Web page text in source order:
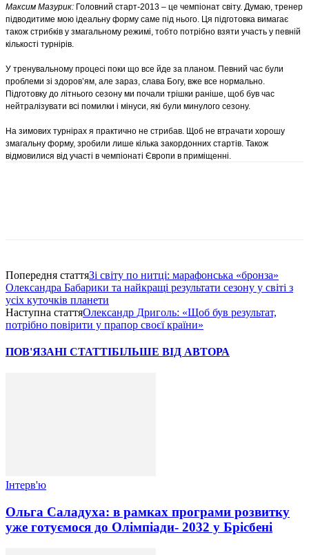
Максим Мазурик: Головний старт-2013 – це чемпіонат світу. Думаю, тренер
підводитиме мою ідеальну форму саме під нього. Ця підготовка вимагає
також стрибків у змагальному режимі, тобто потрібно взяти участь у певній
кількості турнірів.
У тренувальному процесі поки що все йде за планом. Певний час були
проблеми зі здоров’ям, але зараз, слава Богу, вже все нормально.
Підготовку до літнього сезону ми почали трішки раніше, щоб був час
нейтралізувати всі помилки і мінуси, які були минулого сезону.
На зимових турнірах я практично не стрибав. Щоб не втрачати хорошу
змагальну форму, зробили лише кілька закордонних стартів. Також
відмовилися від участі в чемпіонаті Європи в приміщенні.
Попередня статтяЗі світу по нитці: марафонська «бронза»
Олександра Бабарики та найкращі результати сезону у світі з
усіх куточків планети
Наступна статтяОлександр Дриголь: «Щоб був результат,
потрібно повірити у прапор своєї країни»
ПОВ'ЯЗАНІ СТАТТІБІЛЬШЕ ВІД АВТОРА
Інтерв'ю
Ольга Саладуха: в рамках програми розвитку
уже готуємося до Олімпіади- 2032 у Брісбені